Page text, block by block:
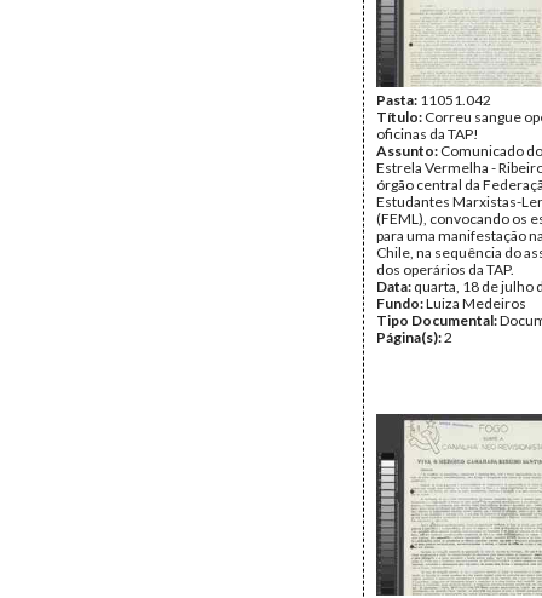
Pasta: 11051.042
Título: Correu sangue
oficinas da TAP!
Assunto: Comunicado
Estrela Vermelha -
órgão central da
Estudantes Marxistas-
(FEML), convocando os
para uma manifestação
Chile, na sequência do
dos operários da TAP.
Data: quarta, 18 de julho
Fundo:Luiza Medeiros
Tipo Documental:
Página(s):2